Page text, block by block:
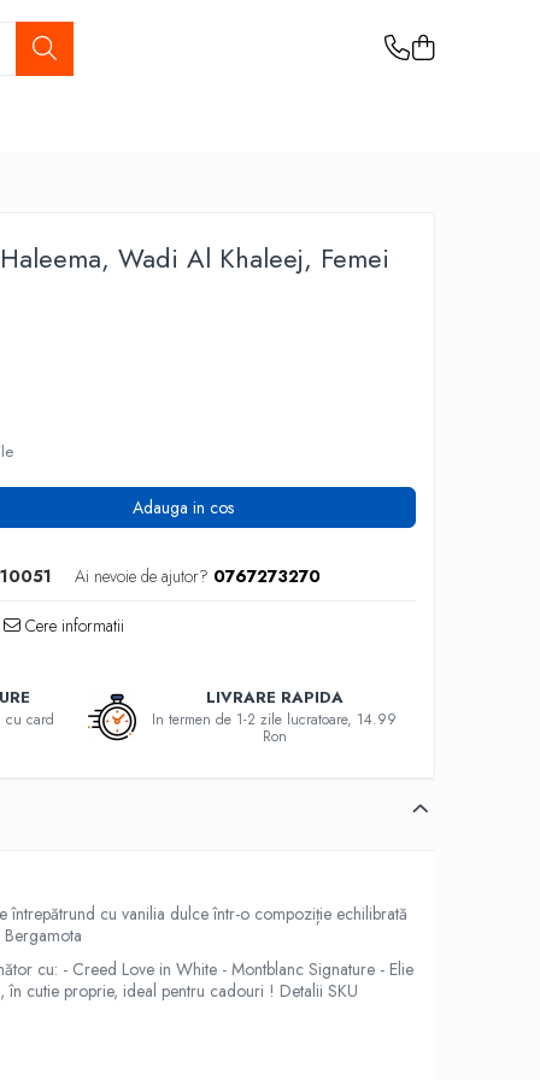
Wadi Al Khaleej, Femei
Adauga in cos
Ai nevoie de ajutor? 0767273270
Cere informatii
cu card
LIVRARE RAPIDA
In termen de 1-2 zile lucratoare, 14.99
Ron
întrepătrund cu vanilia dulce într-o compoziție echilibrată
cu: - Creed Love in White - Montblanc Signature - Elie
în cutie proprie, ideal pentru cadouri ! Detalii SKU